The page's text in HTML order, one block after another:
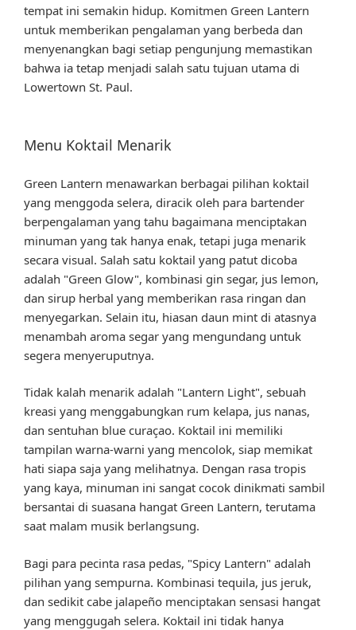
tempat ini semakin hidup. Komitmen Green Lantern
untuk memberikan pengalaman yang berbeda dan
menyenangkan bagi setiap pengunjung memastikan
bahwa ia tetap menjadi salah satu tujuan utama di
Lowertown St. Paul.
Menu Koktail Menarik
Green Lantern menawarkan berbagai pilihan koktail
yang menggoda selera, diracik oleh para bartender
berpengalaman yang tahu bagaimana menciptakan
minuman yang tak hanya enak, tetapi juga menarik
secara visual. Salah satu koktail yang patut dicoba
adalah "Green Glow", kombinasi gin segar, jus lemon,
dan sirup herbal yang memberikan rasa ringan dan
menyegarkan. Selain itu, hiasan daun mint di atasnya
menambah aroma segar yang mengundang untuk
segera menyeruputnya.
Tidak kalah menarik adalah "Lantern Light", sebuah
kreasi yang menggabungkan rum kelapa, jus nanas,
dan sentuhan blue curaçao. Koktail ini memiliki
tampilan warna-warni yang mencolok, siap memikat
hati siapa saja yang melihatnya. Dengan rasa tropis
yang kaya, minuman ini sangat cocok dinikmati sambil
bersantai di suasana hangat Green Lantern, terutama
saat malam musik berlangsung.
Bagi para pecinta rasa pedas, "Spicy Lantern" adalah
pilihan yang sempurna. Kombinasi tequila, jus jeruk,
dan sedikit cabe jalapeño menciptakan sensasi hangat
yang menggugah selera. Koktail ini tidak hanya